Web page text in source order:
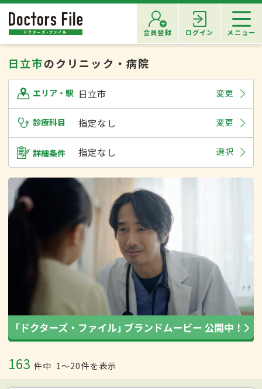
会員登録 ログイン メニュー
日立市のクリニック・病院
エリア・駅 日立市 変更
診療科目 指定なし 変更
詳細条件 指定なし 選択
163 件中 1〜20件を表示